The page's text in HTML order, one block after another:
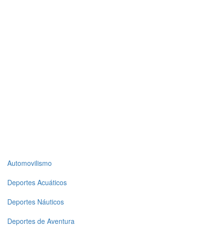
Top
level
menu
1
Automovilismo
Deportes Acuáticos
Deportes Náuticos
Deportes de Aventura